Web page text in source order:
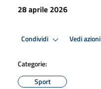
28 aprile 2026
Condividi Vedi azioni
Categorie:
Sport